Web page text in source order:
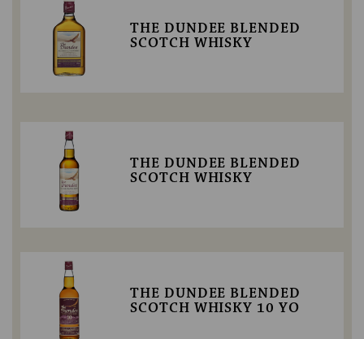
THE DUNDEE BLENDED
SCOTCH WHISKY
THE DUNDEE BLENDED
SCOTCH WHISKY
THE DUNDEE BLENDED
SCOTCH WHISKY 10 YO